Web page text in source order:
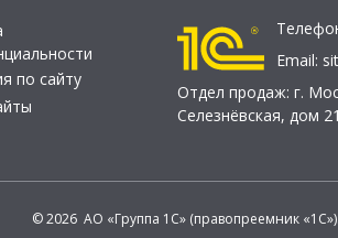
по сайту
Email:
Отдел продаж: г.
Селезнёвская, дом 21
© 2026 АО «Группа 1С» (правопреемник